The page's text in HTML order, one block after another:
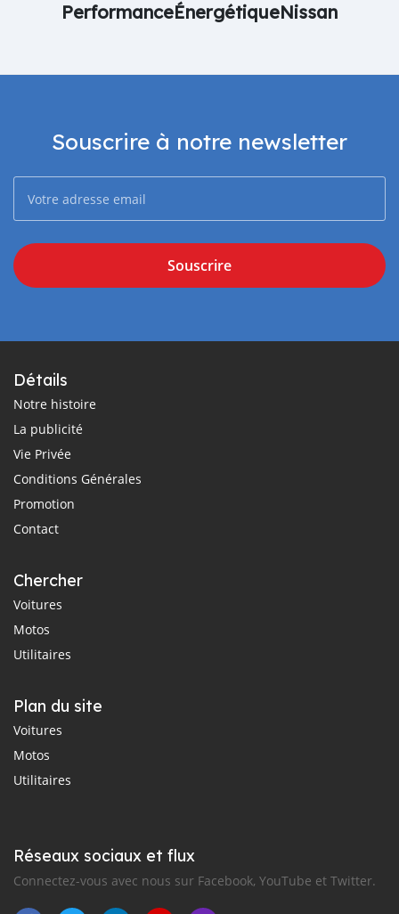
PerformanceÉnergétiqueNissan
Souscrire à notre newsletter
Souscrire
Détails
Notre histoire
La publicité
Vie Privée
Conditions Générales
Promotion
Contact
Chercher
Voitures
Motos
Utilitaires
Plan du site
Voitures
Motos
Utilitaires
Réseaux sociaux et flux
Connectez-vous avec nous sur Facebook, YouTube et Twitter.